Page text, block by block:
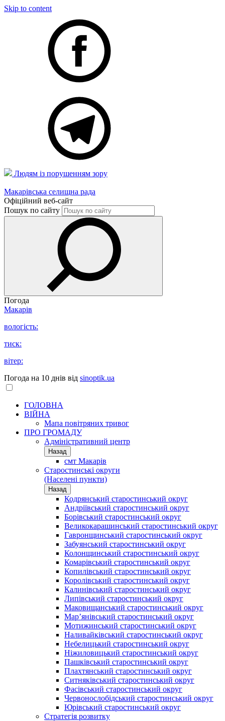
Skip to content
Людям із порушенням зору
Макарівська селищна рада
Офіційний веб-сайт
Пошук по сайту
Погода
Макарів
вологість:
тиск:
вітер:
Погода на 10 днів від sinoptik.ua
ГОЛОВНА
ВІЙНА
Мапа повітряних тривог
ПРО ГРОМАДУ
Aдміністративний центр
Назад
смт Макарів
Старостинські округи
(Населені пункти)
Назад
Кодрянський старостинський округ
Андріївський старостинський округ
Борівський старостинський округ
Великокарашинський старостинський округ
Гавронщинський старостинський округ
Забуянський старостинський округ
Колонщинський старостинський округ
Комарівський старостинський округ
Копилівський старостинський округ
Королівський старостинський округ
Калинівський старостинський округ
Липівський старостинський округ
Маковищанський старостинський округ
Мар’янівський старостинський округ
Мотижинський старостинський округ
Наливайківський старостинський округ
Небелицький старостинський округ
Ніжиловицький старостинський округ
Пашківський старостинський округ
Плахтянський старостинський округ
Ситняківський старостинський округ
Фасівський старостинський округ
Червонослобідський старостинський округ
Юрівський старостинський округ
Стратегія розвитку